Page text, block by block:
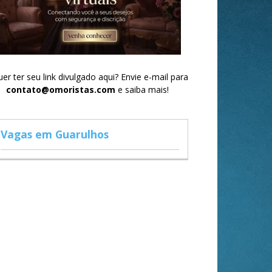
ter seu link divulgado aqui? Envie e-mail para
contato@omoristas.com e saiba mais!
Vagas em Guarulhos